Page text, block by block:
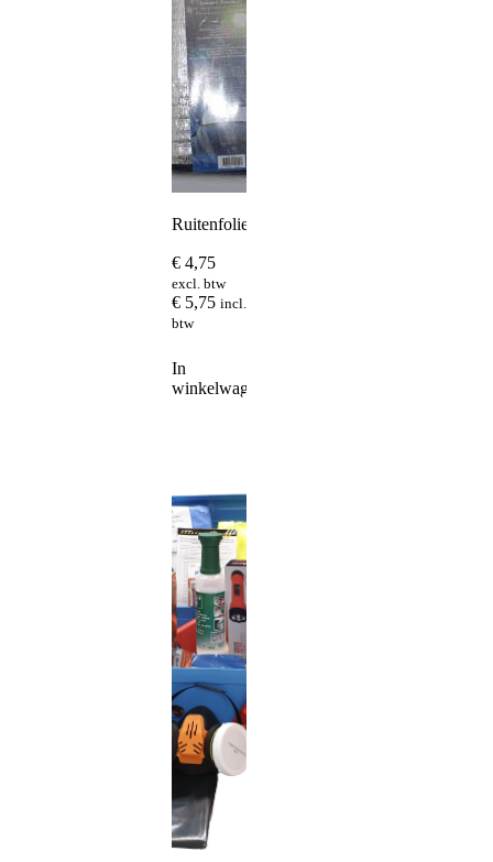
Ruitenfolie
€ 4,75
excl. btw
€ 5,75 incl.
btw
In
winkelwagen